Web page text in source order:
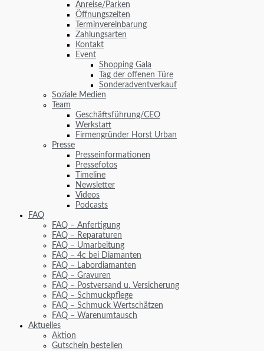
Anreise/Parken
Öffnungszeiten
Terminvereinbarung
Zahlungsarten
Kontakt
Event
Shopping Gala
Tag der offenen Türe
Sonderadventverkauf
Soziale Medien
Team
Geschäftsführung/CEO
Werkstatt
Firmengründer Horst Urban
Presse
Presseinformationen
Pressefotos
Timeline
Newsletter
Videos
Podcasts
FAQ
FAQ – Anfertigung
FAQ – Reparaturen
FAQ – Umarbeitung
FAQ – 4c bei Diamanten
FAQ – Labordiamanten
FAQ – Gravuren
FAQ – Postversand u. Versicherung
FAQ – Schmuckpflege
FAQ – Schmuck Wertschätzen
FAQ – Warenumtausch
Aktuelles
Aktion
Gutschein bestellen